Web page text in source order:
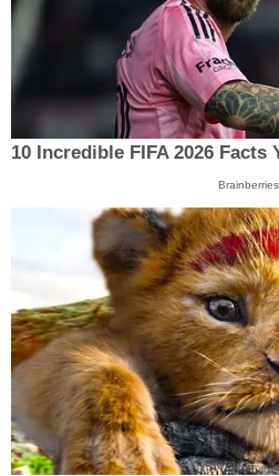
10 Incredible FIFA 2026 Facts
Brainberries